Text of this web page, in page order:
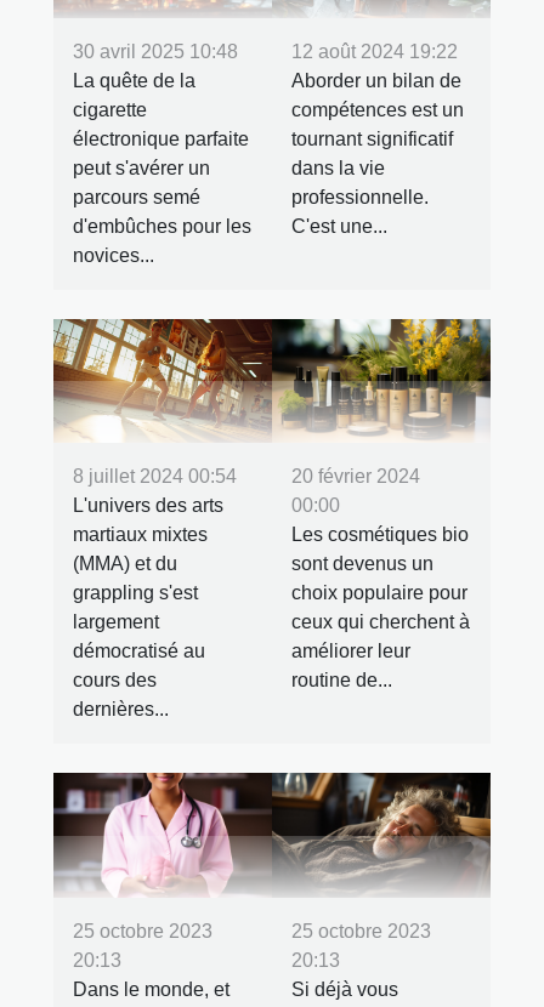
30 avril 2025 10:48
La quête de la
cigarette
électronique parfaite
peut s'avérer un
parcours semé
d'embûches pour les
novices...
12 août 2024 19:22
Aborder un bilan de
compétences est un
tournant significatif
dans la vie
professionnelle.
C'est une...
8 juillet 2024 00:54
L'univers des arts
martiaux mixtes
(MMA) et du
grappling s'est
largement
démocratisé au
cours des
dernières...
20 février 2024
00:00
Les cosmétiques bio
sont devenus un
choix populaire pour
ceux qui cherchent à
améliorer leur
routine de...
25 octobre 2023
20:13
Dans le monde, et
25 octobre 2023
20:13
Si déjà vous